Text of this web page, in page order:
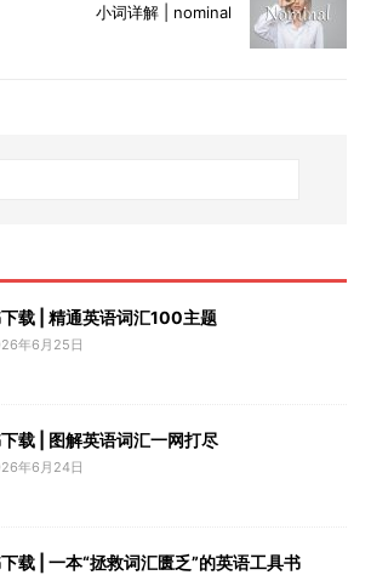
小词详解 | nominal
载 | 精通英语词汇100主题
年6月25日
载 | 图解英语词汇一网打尽
年6月24日
载 | 一本“拯救词汇匮乏”的英语工具书